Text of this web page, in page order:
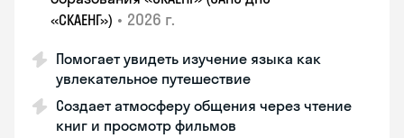
«СКАЕНГ») • 2026 г.
Помогает увидеть изучение языка как
увлекательное путешествие
Создает атмосферу общения через чтение
книг и просмотр фильмов